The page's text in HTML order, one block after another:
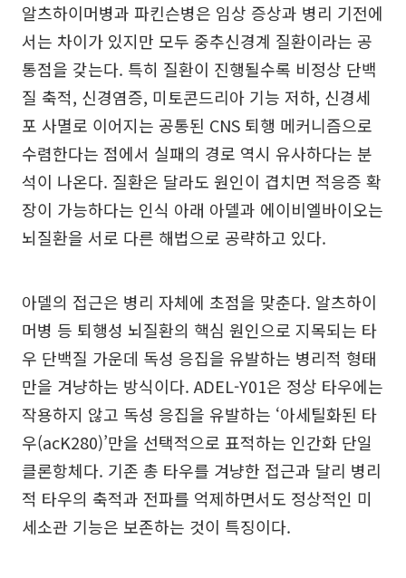
알츠하이머병과 파킨슨병은 임상 증상과 병리 기전에
서는 차이가 있지만 모두 중추신경계 질환이라는 공
통점을 갖는다. 특히 질환이 진행될수록 비정상 단백
질 축적, 신경염증, 미토콘드리아 기능 저하, 신경세
포 사멸로 이어지는 공통된 CNS 퇴행 메커니즘으로
수렴한다는 점에서 실패의 경로 역시 유사하다는 분
석이 나온다. 질환은 달라도 원인이 겹치면 적응증 확
장이 가능하다는 인식 아래 아델과 에이비엘바이오는
뇌질환을 서로 다른 해법으로 공략하고 있다.
아델의 접근은 병리 자체에 초점을 맞춘다. 알츠하이
머병 등 퇴행성 뇌질환의 핵심 원인으로 지목되는 타
우 단백질 가운데 독성 응집을 유발하는 병리적 형태
만을 겨냥하는 방식이다. ADEL-Y01은 정상 타우에는
작용하지 않고 독성 응집을 유발하는 ‘아세틸화된 타
우(acK280)’만을 선택적으로 표적하는 인간화 단일
클론항체다. 기존 총 타우를 겨냥한 접근과 달리 병리
적 타우의 축적과 전파를 억제하면서도 정상적인 미
세소관 기능은 보존하는 것이 특징이다.